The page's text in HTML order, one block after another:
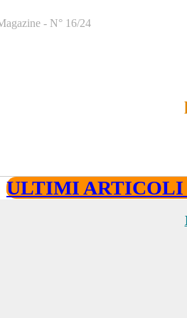
- N° 16/24
ULTIMI ARTICOLI